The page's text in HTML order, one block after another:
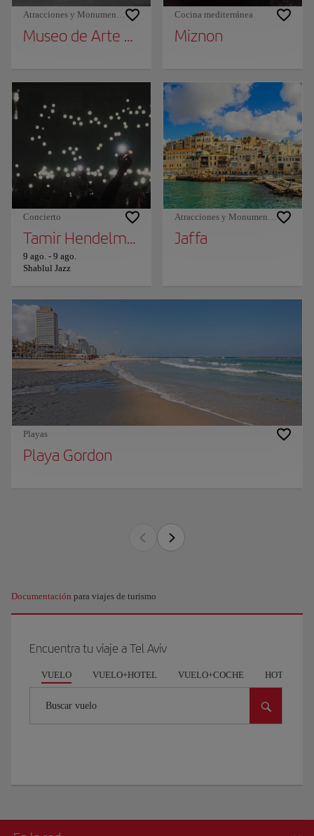
Atracciones y Monumentos
Museo de Arte de Tel Aviv
Cocina mediterránea
Miznon
Concierto
Tamir Hendelman and Tierney Sutton
9 ago. - 9 ago.
Shablul Jazz
Atracciones y Monumentos
Jaffa
Playas
Playa Gordon
Documentación para viajes de turismo
Encuentra tu viaje a Tel Aviv
VUELO VUELO+HOTEL VUELO+COCHE HOTEL
Buscar vuelo